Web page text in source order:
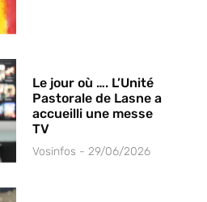
Le jour où …. L’Unité
Pastorale de Lasne a
accueilli une messe
TV
Vosinfos 29/06/2026